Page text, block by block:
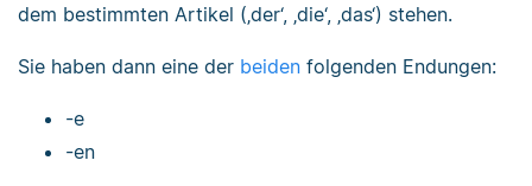
dem bestimmten Artikel (‚der‘, ‚die‘, ‚das‘) stehen.
Sie haben dann eine der beiden folgenden Endungen:
-e
-en